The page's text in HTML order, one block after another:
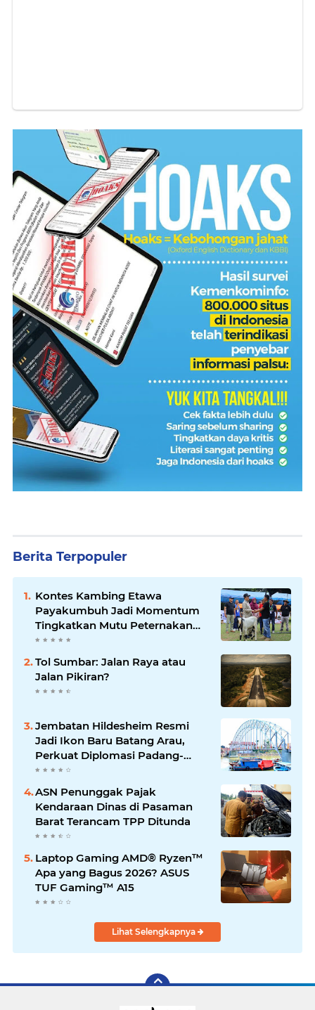
Berita Terpopuler
Kontes Kambing Etawa
Payakumbuh Jadi Momentum
Tingkatkan Mutu Peternakan
Lokal
Tol Sumbar: Jalan Raya atau
Jalan Pikiran?
Jembatan Hildesheim Resmi
Jadi Ikon Baru Batang Arau,
Perkuat Diplomasi Padang-
Jerman
ASN Penunggak Pajak
Kendaraan Dinas di Pasaman
Barat Terancam TPP Ditunda
Laptop Gaming AMD® Ryzen™
Apa yang Bagus 2026? ASUS
TUF Gaming™ A15
Lihat Selengkapnya